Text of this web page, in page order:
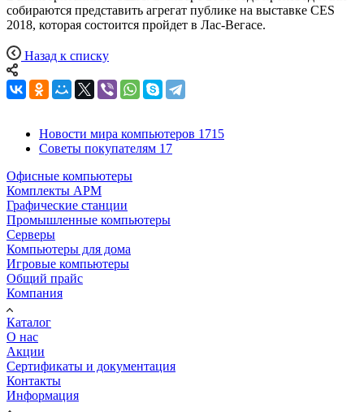
собираются представить агрегат публике на выставке CES
2018, которая состоится пройдет в Лас-Вегасе.
Назад к списку
Новости мира компьютеров 1715
Советы покупателям 17
Офисные компьютеры
Комплекты АРМ
Графические станции
Промышленные компьютеры
Серверы
Компьютеры для дома
Игровые компьютеры
Общий прайс
Компания
Каталог
О нас
Акции
Сертификаты и документация
Контакты
Информация